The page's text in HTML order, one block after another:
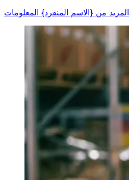
المزيد من {الاسم المنفرد} المعلومات